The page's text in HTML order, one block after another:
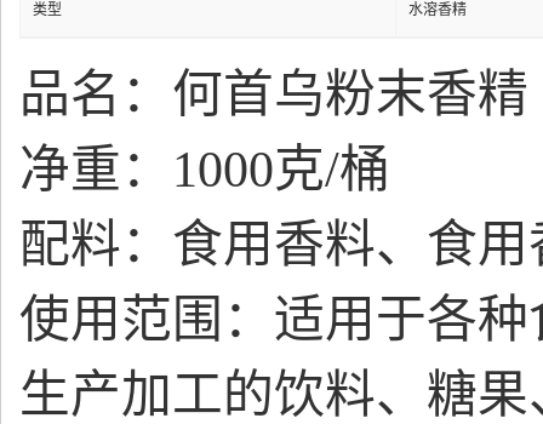
类型 水溶香精
品名：何首乌粉末香精
净重：1000克/桶
配料：食用香料、食
使用范围：适用于各
生产加工的饮料、糖